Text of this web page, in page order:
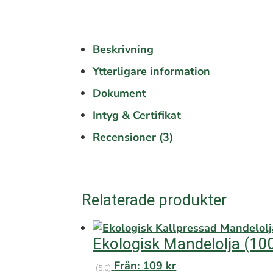
Beskrivning
Ytterligare information
Dokument
Intyg & Certifikat
Recensioner (3)
Relaterade produkter
Ekologisk Mandelolja
(5.0) Från: 109 kr